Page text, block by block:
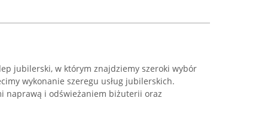
jubilerski, w którym znajdziemy szeroki wybór
wykonanie szeregu usług jubilerskich.
naprawą i odświeżaniem biżuterii oraz